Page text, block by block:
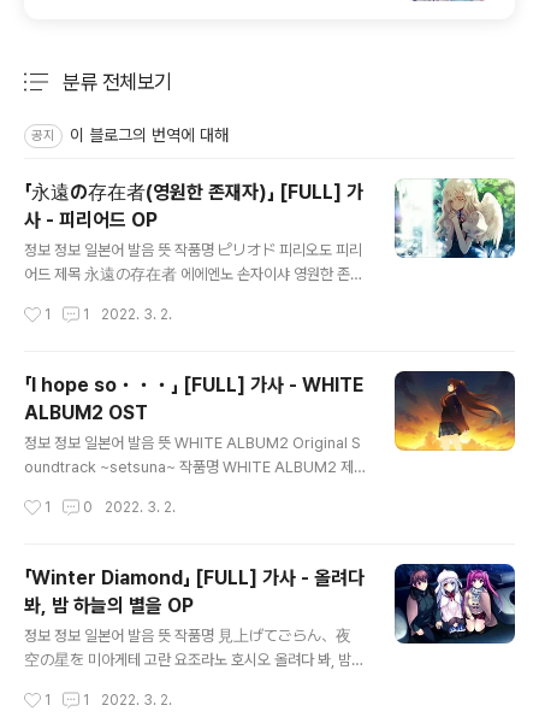
분류 전체보기
공지 이 블로그의 번역에 대해
「永遠の存在者(영원한 존재자)」 [FULL] 가
사 - 피리어드 OP
정보 정보 일본어 발음 뜻 작품명 ピリオド 피리오도 피리
어드 제목 永遠の存在者 에에엔노 손자이샤 영원한 존재
작사 関口トモノリ 세키구치 토모노리 편곡 YouTube
손자이샤가 코노 세카이니 이타토 시테 영원한 존재가 이
세계에 있었다고 해서 ｢一度きりの命なんて｣嘲け笑う
に違いない 이치도키리노 이노치난테 아자케리케 와라우
니 치가이나이 [한번 뿐인 목숨이라니] 비웃을 것이 틀림없
어 終わりを知らなければ生きる喜びもないだろう 오
모른다면 사는 기쁨도 없겠지 永遠の存在者なんて悲し
나시쿠테 사비시이 손자이난다로오 영원한 ..
1 1 2022. 3. 2.
「I hope so・・・」 [FULL] 가사 - WHITE
ALBUM2 OST
정보 정보 일본어 발음 뜻 WHITE ALBUM2 Original S
oundtrack ~setsuna~ 작품명 WHITE ALBUM2 제
작사 편곡 YouTube 가사 風が冷たくて コートを着込
가워서 코트를 껴입고 있었어 風が無くなって 交わす言
葉もない 카제가 나쿠낫테 카와스 코토바모 나이 바람이
없어지고 주고받을 말도 없어 別に気になんない ホント
は気にしてる 베츠니 키니난나이 혼토와 키니 시테루 별
로 신경 안 써 사실은 신경쓰여 熱いコーヒーで 飲み込
운 커피로 삼키고 있을 뿐 --- 憂鬱が始まる 長すぎる
1 0 2022. 3. 2.
「Winter Diamond」 [FULL] 가사 - 올려다
봐, 밤 하늘의 별을 OP
정보 정보 일본어 발음 뜻 작품명 見上げてごらん、夜
空の星を 미아게테 고란 요조라노 호시오 올려다 봐, 밤
래 Rita 리타 작곡 작사 편곡 YouTube 가사 ポケットに
1 1 2022. 3. 2.